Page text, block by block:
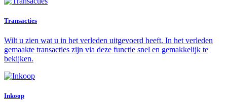
Transacties
Wilt u zien wat u in het verleden uitgevoerd heeft. In het verleden
gemaakte transacties zijn via deze functie snel en gemakkelijk te
bekijken.
Inkoop